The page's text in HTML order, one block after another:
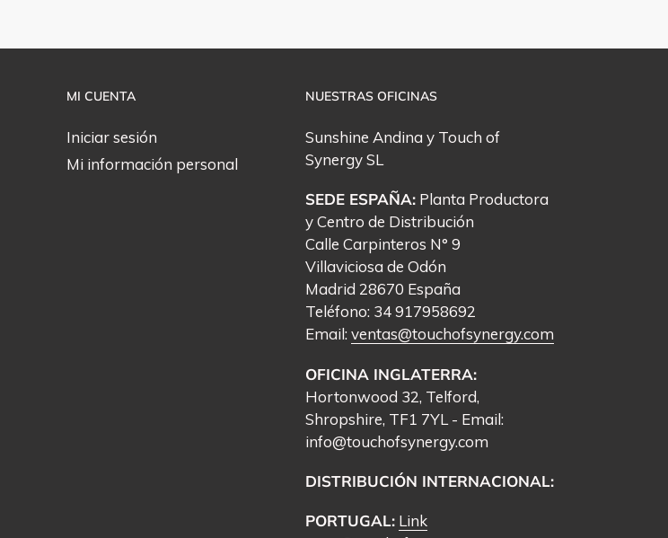
MI CUENTA
Iniciar sesión
Mi información personal
NUESTRAS OFICINAS
Sunshine Andina y Touch of
SynergySL
SEDE ESPAÑA:Planta Productora
y Centro de Distribución
Calle Carpinteros N° 9
Villaviciosa de Odón
Madrid 28670 España
Teléfono: 34 917958692
Email: ventas@touchofsynergy.com
OFICINA INGLATERRA:
Hortonwood 32, Telford,
Shropshire, TF1 7YL - Email:
info@touchofsynergy.com
DISTRIBUCIÓN INTERNACIONAL:
PORTUGAL: Link